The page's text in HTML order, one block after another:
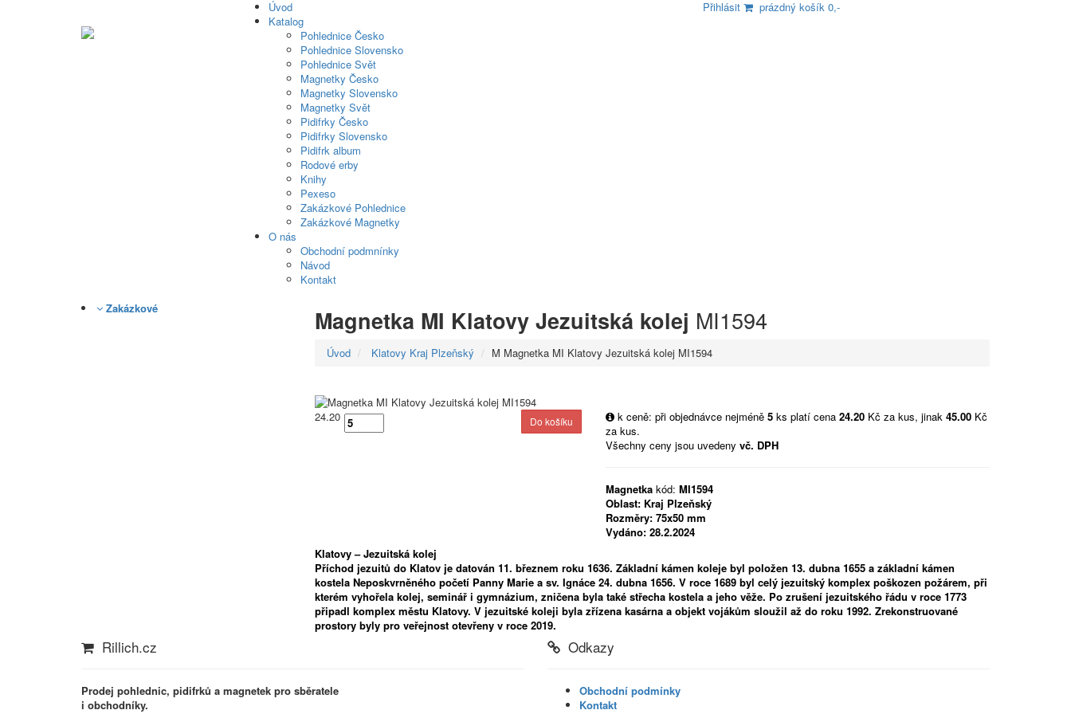
Úvod
Katalog
Pohlednice Česko
Pohlednice Slovensko
Pohlednice Svět
Magnetky Česko
Magnetky Slovensko
Magnetky Svět
Pidifrky Česko
Pidifrky Slovensko
Pidifrk album
Rodové erby
Knihy
Pexeso
Zakázkové Pohlednice
Zakázkové Magnetky
O nás
Obchodní podmnínky
Návod
Kontakt
Přihlásit prázdný košík 0,-
Magnetka MI Klatovy Jezuitská kolej MI1594
Úvod Klatovy Kraj Plzeňský M Magnetka MI Klatovy Jezuitská kolej MI1594
24.20 k ceně: při objednávce nejméně5 ks platí cena24.20 Kč za kus, jinak45.00 Kč
za kus.
Všechny ceny jsou uvedenyvč. DPH
Magnetkakód:MI1594
Oblast: Kraj Plzeňský
Rozměry:75x50 mm
Vydáno:28.2.2024
Klatovy – Jezuitská kolej
Příchod jezuitů do Klatov je datován 11. březnem roku 1636. Základní kámen koleje byl položen 13. dubna 1655 a základní kámen
kostela Neposkvrněného početí Panny Marie a sv. Ignáce 24. dubna 1656. V roce 1689 byl celý jezuitský komplex poškozen požárem, při
kterém vyhořela kolej, seminář i gymnázium, zničena byla také střecha kostela a jeho věže. Po zrušení jezuitského řádu v roce 1773
připadl komplex městu Klatovy. V jezuitské koleji byla zřízena kasárna a objekt vojákům sloužil až do roku 1992. Zrekonstruované
prostory byly pro veřejnost otevřeny v roce 2019.
Zakázkové
Rillich.cz
Prodej pohlednic, pidifrků a magnetek pro sběratele
i obchodníky.
Odkazy
Obchodní podmínky
Kontakt